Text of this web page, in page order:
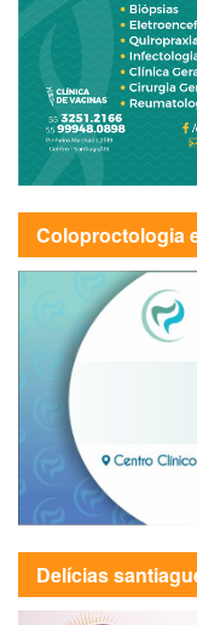
Coloproctologia
Delícias